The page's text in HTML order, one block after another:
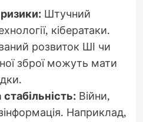
Штучний
кібератаки.
розвиток ШІ чи
зброї можуть мати
Війни,
Наприклад,